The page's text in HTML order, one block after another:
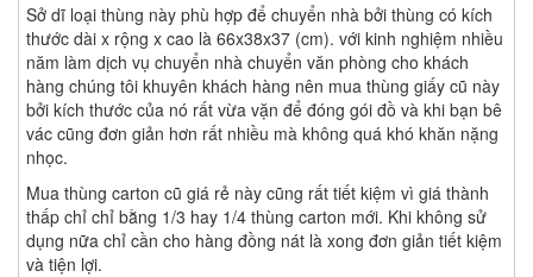
Sở dĩ loại thùng này phù hợp để chuyển nhà bởi thùng có kích
thước dài x rộng x cao là 66x38x37 (cm). với kinh nghiệm nhiều
năm làm dịch vụ chuyển nhà chuyển văn phòng cho khách
hàng chúng tôi khuyên khách hàng nên mua thùng giấy cũ này
bởi kích thước của nó rất vừa vặn để đóng gói đồ và khi bạn bê
vác cũng đơn giản hơn rất nhiều mà không quá khó khăn nặng
nhọc.
Mua thùng carton cũ giá rẻ này cũng rất tiết kiệm vì giá thành
thấp chỉ chỉ bằng 1/3 hay 1/4 thùng carton mới. Khi không sử
dụng nữa chỉ cần cho hàng đồng nát là xong đơn giản tiết kiệm
và tiện lợi.